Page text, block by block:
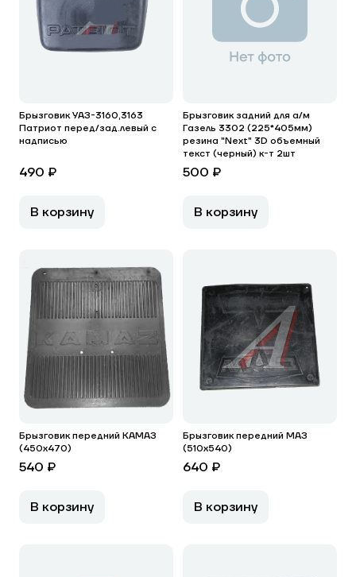
Брызговик УАЗ-3160,3163
Патриот перед/зад.левый с
надписью
490 ₽
В корзину
Брызговик задний для а/м
Газель 3302 (225*405мм)
резина "Next" 3D объемный
текст (черный) к-т 2шт
500 ₽
В корзину
Брызговик передний КАМАЗ
(450х470)
540 ₽
В корзину
Брызговик передний МАЗ
(510х540)
640 ₽
В корзину